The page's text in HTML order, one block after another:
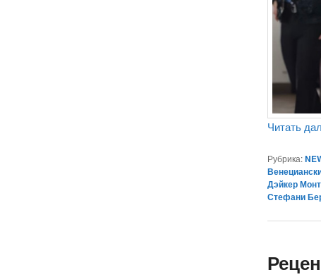
Читать
Рубрика:
Дэйкер
Стефани